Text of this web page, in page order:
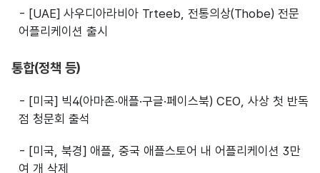
- [UAE] 사우디아라비아 Trteeb, 전통의상(Thobe) 전문
어플리케이션 출시
통합(정책 등)
- [미국] 빅4(아마존·애플·구글·페이스북) CEO, 사상 첫 반독
점 청문회 출석
- [미국, 북경] 애플, 중국 애플스토어 내 어플리케이션 3만
여 개 삭제